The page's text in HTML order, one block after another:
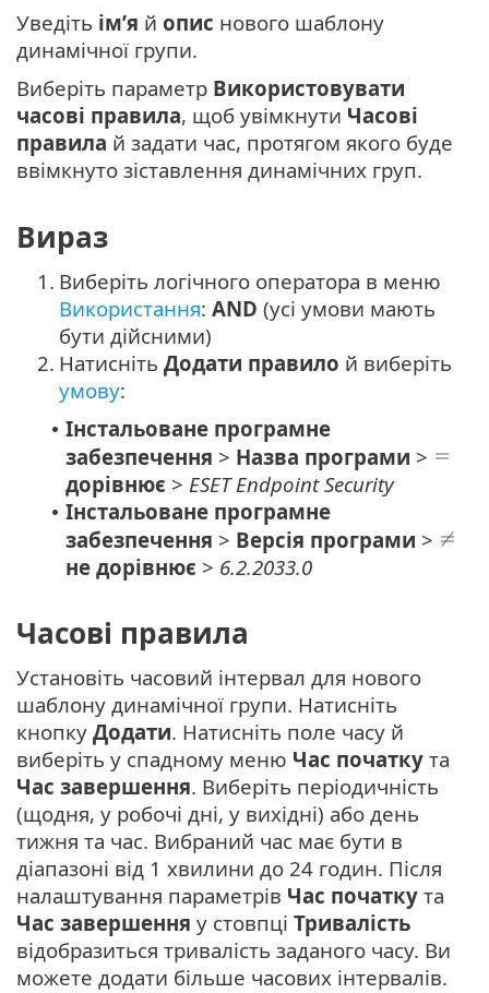
Уведіть ім’я й опис нового шаблону
динамічної групи.
Виберіть параметр Використовувати
часові правила, щоб увімкнути Часові
правила й задати час, протягом якого буде
ввімкнуто зіставлення динамічних груп.
Вираз
1. Виберіть логічного оператора в меню
Використання: AND (усі умови мають
бути дійсними)
2. Натисніть Додати правило й виберіть
умову:
• Інстальоване програмне
забезпечення > Назва програми >
дорівнює > ESET Endpoint Security
• Інстальоване програмне
забезпечення > Версія програми >
не дорівнює > 6.2.2033.0
Часові правила
Установіть часовий інтервал для нового
шаблону динамічної групи. Натисніть
кнопку Додати. Натисніть поле часу й
виберіть у спадному меню Час початку та
Час завершення. Виберіть періодичність
(щодня, у робочі дні, у вихідні) або день
тижня та час. Вибраний час має бути в
діапазоні від 1 хвилини до 24 годин. Після
налаштування параметрів Час початку та
Час завершення у стовпці Тривалість
відобразиться тривалість заданого часу. Ви
можете додати більше часових інтервалів.